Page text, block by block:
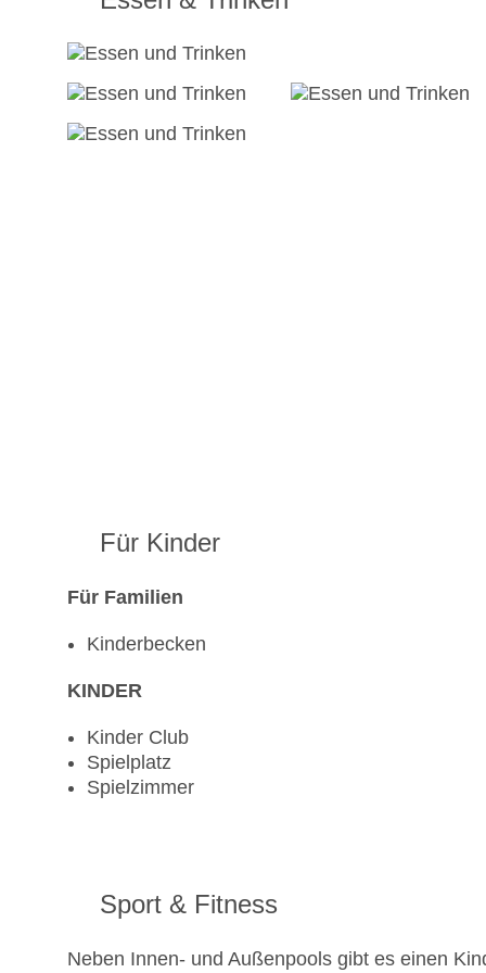
Für Kinder
Für Familien
Kinderbecken
KINDER
Kinder Club
Spielplatz
Spielzimmer
Sport & Fitness
Neben Innen- und Außenpools gibt es einen